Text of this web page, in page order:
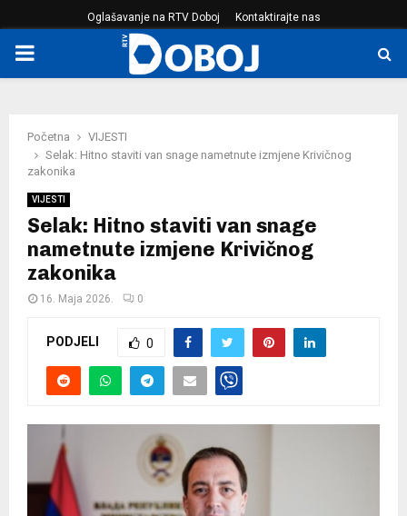
Oglašavanje na RTV Doboj Kontaktirajte nas
PRIMARY
Početna
VIJESTI
Selak: Hitno staviti van snage nametnute izmjene Krivičnog
zakonika
VIJESTI
Selak: Hitno staviti van snage
nametnute izmjene Krivičnog
zakonika
16. Maja 2026. 0
PODJELI 0